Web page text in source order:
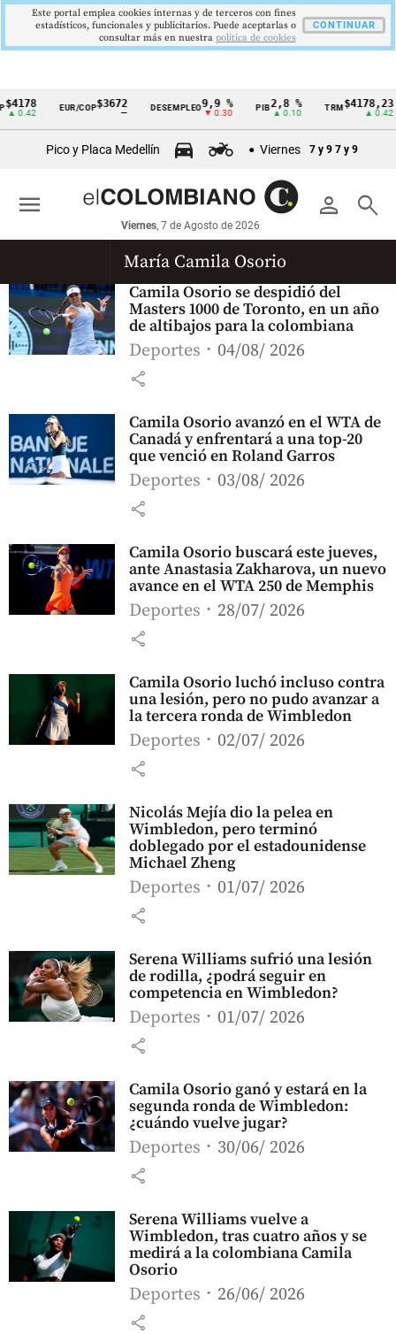
Cintillo
económicos
Colombia
▲ 0.42
EUR/COP$3672
—
DESEMPLEO9,9 %
▼ 0.30
PIB2,8 %
▲ 0.10
TRM$4178,23
▲ 0.42
Pico y Placa Medellín Viernes 7 y 9 7 y 9
person search
Viernes, 7 de Agosto de 2026
menu
María Camila Osorio
Camila Osorio se despidió del
Masters 1000 de Toronto, en un año
de altibajos para la colombiana
Deportes 04/08/ 2026
share
Camila Osorio avanzó en el WTA de
Canadá y enfrentará a una top-20
que venció en Roland Garros
Deportes 03/08/ 2026
share
Camila Osorio buscará este jueves,
ante Anastasia Zakharova, un nuevo
avance en el WTA 250 de Memphis
Deportes 28/07/ 2026
share
Camila Osorio luchó incluso contra
una lesión, pero no pudo avanzar a
la tercera ronda de Wimbledon
Deportes 02/07/ 2026
share
Nicolás Mejía dio la pelea en
Wimbledon, pero terminó
doblegado por el estadounidense
Michael Zheng
Deportes 01/07/ 2026
share
Serena Williams sufrió una lesión
de rodilla, ¿podrá seguir en
competencia en Wimbledon?
Deportes 01/07/ 2026
share
Camila Osorio ganó y estará en la
segunda ronda de Wimbledon:
¿cuándo vuelve jugar?
Deportes 30/06/ 2026
share
Serena Williams vuelve a
Wimbledon, tras cuatro años y se
medirá a la colombiana Camila
Osorio
Deportes 26/06/ 2026
share
Este portal emplea cookies internas y de terceros con fines
estadísticos, funcionales y publicitarios. Puede aceptarlas o
consultar más en nuestra politica de cookies
CONTINUAR